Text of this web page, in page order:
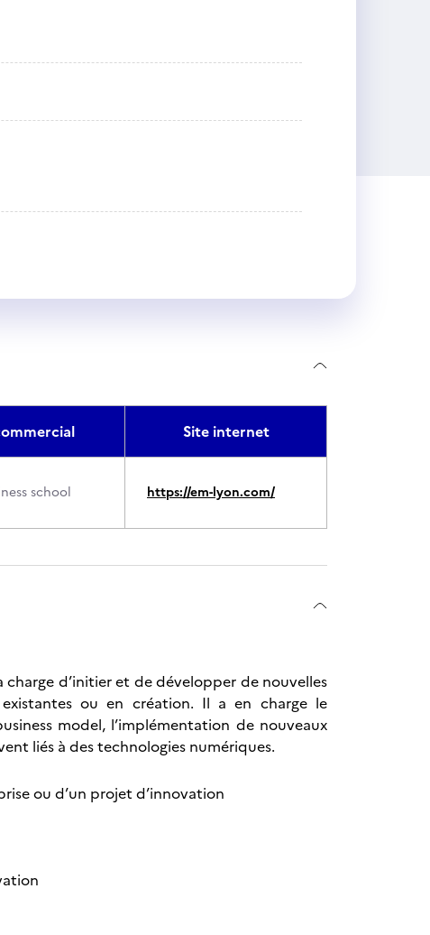
Site internet
school https://em-lyon.com/
d’initier et de développer de nouvelles
ou en création. Il a en charge le
model, l’implémentation de nouveaux
liés à des technologies numériques.
ou d’un projet d’innovation